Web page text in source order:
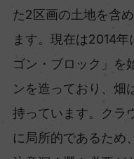
た2区画の土地を含
ます。現在は2014
ゴン・ブロック」を
ンを造っており、畑
持っています。クラ
に局所的であるため